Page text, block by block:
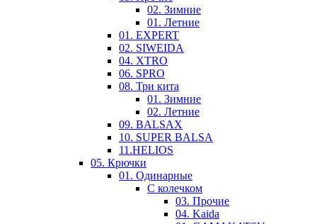
02. Зимние
01. Летние
01. EXPERT
02. SIWEIDA
04. XTRO
06. SPRO
08. Три кита
01. Зимние
02. Летние
09. BALSAX
10. SUPER BALSA
11.HELIOS
05. Крючки
01. Одинарные
С колечком
03. Прочие
04. Kaida